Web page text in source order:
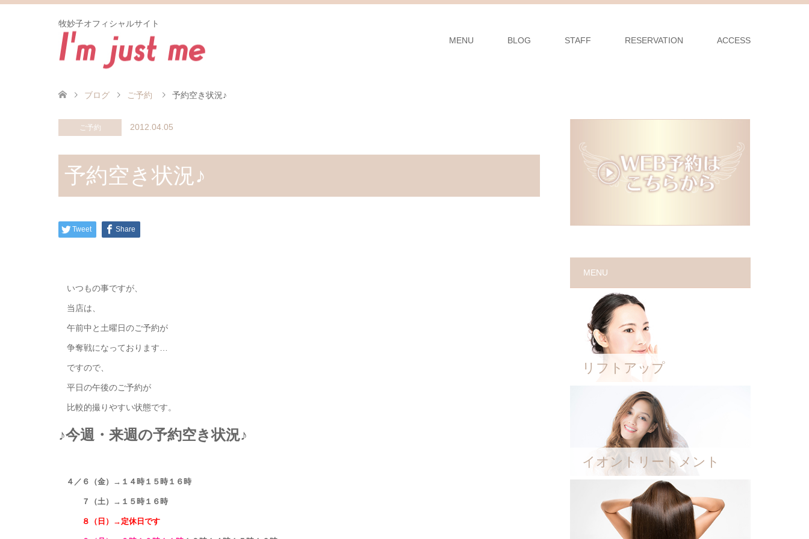
牧妙子オフィシャルサイト
MENU
BLOG STAFF RESERVATION ACCESS
ブログ ご予約 予約空き状況♪
ご予約 2012.04.05
予約空き状況♪
Tweet Share
いつもの事ですが、
当店は、
午前中と土曜日のご予約が
争奪戦になっております…
ですので、
平日の午後のご予約が
比較的撮りやすい状態です。
♪今週・来週の予約空き状況♪
４／６（金）→１４時１５時１６時
７（土）→１５時１６時
８（日）→定休日です
MENU
リフトアップ
イオントリートメント